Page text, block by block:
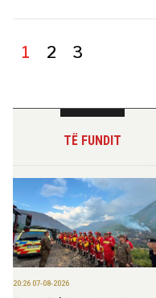
1 2 3
TË FUNDIT
20:26 07-08-2026